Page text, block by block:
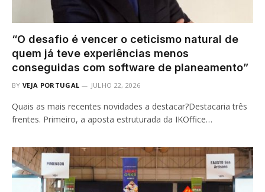
“O desafio é vencer o ceticismo natural de
quem já teve experiências menos
conseguidas com software de planeamento”
BY VEJA PORTUGAL JULHO 22, 2026
Quais as mais recentes novidades a destacar?Destacaria três
frentes. Primeiro, a aposta estruturada da IKOffice…